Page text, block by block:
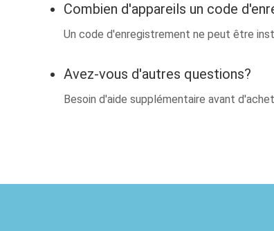
Combien d'appareils un code
Un code d'enregistrement ne peut être
Avez-vous d'autres questions?
Besoin d'aide supplémentaire avant